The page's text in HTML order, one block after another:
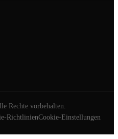
Rechte vorbehalten.
RichtlinienCookie-Einstellungen